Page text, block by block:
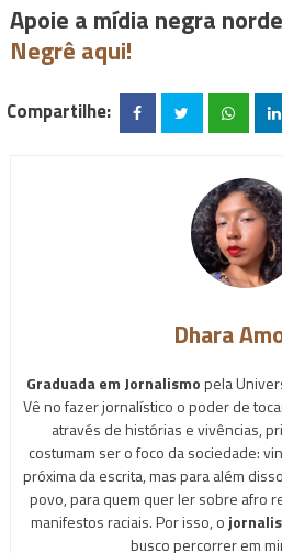
Apoie a mídia negra
Negrê aqui!
Compartilhe:
Dhara
Graduada em Jornalismopela
Vê no fazer jornalístico o poder de
através de histórias e vivências,
costumam ser o foco da sociedade:
próxima da escrita, mas para além
povo, para quem quer ler sobre afro
manifestos raciais. Por isso, o
busco percorrer em